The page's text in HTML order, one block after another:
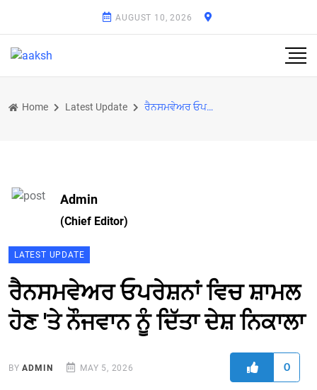
AUGUST 10, 2026
Home Latest Update ਰੈਨਸਮਵੇਅਰ ਓਪਰੇਸ਼ਨਾਂ ਵਿਚ ਸ਼ਾਮਲ ਹੋਣ 'ਤੇ ਨੌਜਵਾਨ ਨੂੰ ਦਿੱਤਾ ਦੇਸ਼ ਨਿਕਾਲਾ
Admin
(Chief Editor)
LATEST UPDATE
ਰੈਨਸਮਵੇਅਰ ਓਪਰੇਸ਼ਨਾਂ ਵਿਚ ਸ਼ਾਮਲ
ਹੋਣ 'ਤੇ ਨੌਜਵਾਨ ਨੂੰ ਦਿੱਤਾ ਦੇਸ਼ ਨਿਕਾਲਾ
BYADMIN MAY 5, 2026 0